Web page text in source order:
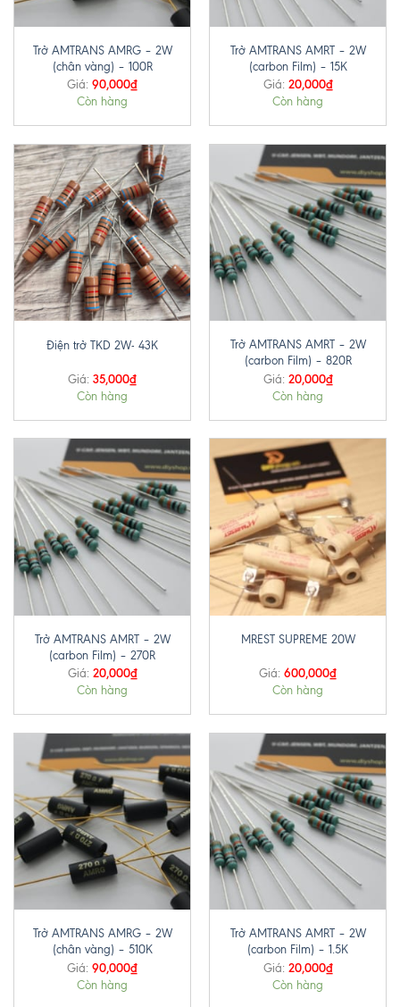
Trở AMTRANS AMRG – 2W
(chân vàng) – 100R
Giá: 90,000₫
Còn hàng
Trở AMTRANS AMRT – 2W
(carbon Film) – 15K
Giá: 20,000₫
Còn hàng
Điện trở TKD 2W- 43K
Giá: 35,000₫
Còn hàng
Trở AMTRANS AMRT – 2W
(carbon Film) – 820R
Giá: 20,000₫
Còn hàng
Trở AMTRANS AMRT – 2W
(carbon Film) – 270R
Giá: 20,000₫
Còn hàng
MREST SUPREME 20W
Giá: 600,000₫
Còn hàng
Trở AMTRANS AMRG – 2W
(chân vàng) – 510K
Giá: 90,000₫
Còn hàng
Trở AMTRANS AMRT – 2W
(carbon Film) – 1.5K
Giá: 20,000₫
Còn hàng